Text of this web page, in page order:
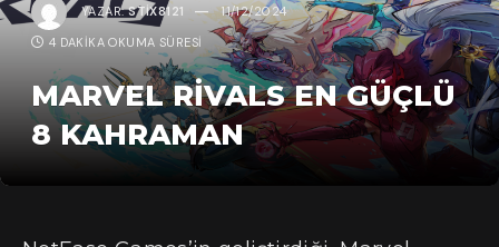
YAZAR: STIX8121 11/12/2024
4 DAKIKA OKUMA SÜRESI
MARVEL RIVALS EN GÜÇLÜ
8 KAHRAMAN